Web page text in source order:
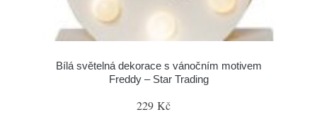
Bílá světelná dekorace s vánočním motivem
Freddy – Star Trading
229 Kč